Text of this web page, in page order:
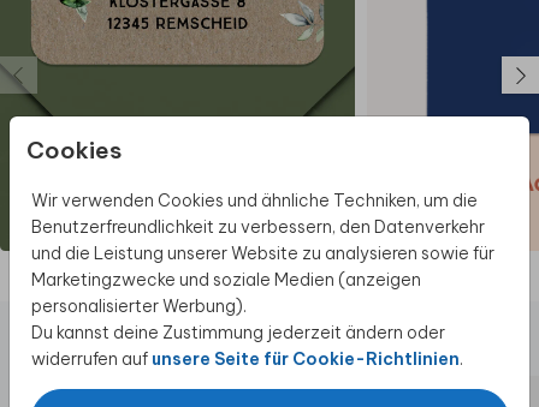
Cookies
Wir verwenden Cookies und ähnliche Techniken, um die
Benutzerfreundlichkeit zu verbessern, den Datenverkehr
und die Leistung unserer Website zu analysieren sowie für
Marketingzwecke und soziale Medien (anzeigen
personalisierter Werbung).
Du kannst deine Zustimmung jederzeit ändern oder
widerrufen auf unsere Seite für Cookie-Richtlinien.
Farbabweichungen kommen.
Die Vorderseite des Buches ist auf der
rechten Seite und die Rückseite auf der
bedruckt wird.
Wir empfehlen dir, keine Texte oder Bilder
auf dem Buchrücken zu platzieren.
ABSENDERAUFKLEBER
Diese Produkte könnten dir auch gefallen